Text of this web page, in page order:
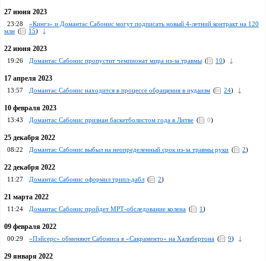
27 июня 2023
23:28
«Кингз» и Домантас Сабонис могут подписать новый 4-летний контракт на 120
млн ( 15)
22 июня 2023
19:26 Домантас Сабонис пропустит чемпионат мира из-за травмы ( 10)
17 апреля 2023
13:57 Домантас Сабонис находится в процессе обращения в иудаизм ( 24)
10 февраля 2023
13:43 Домантас Сабонис признан баскетболистом года в Литве ( 0)
25 декабря 2022
08:22 Домантас Сабонис выбыл на неопределенный срок из-за травмы руки ( 2)
22 декабря 2022
11:27 Домантас Сабонис оформил трипл-дабл ( 2)
21 марта 2022
11:24 Домантас Сабонис пройдет МРТ-обследование колена ( 1)
09 февраля 2022
00:29 «Пэйсерс» обменяют Сабониса в «Сакраменто» на Халибертона ( 9)
29 января 2022